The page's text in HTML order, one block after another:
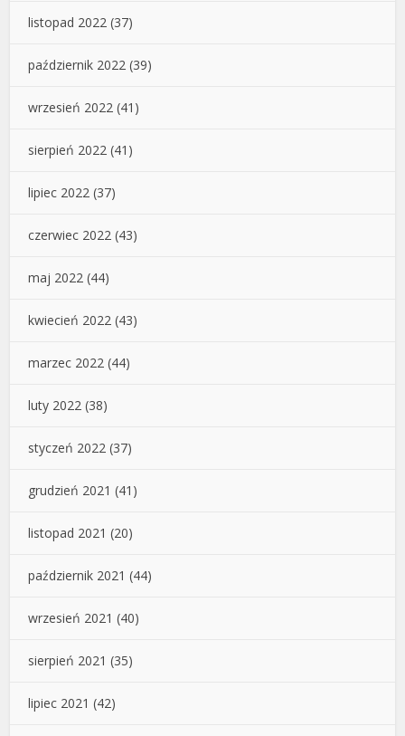
listopad 2022 (37)
październik 2022 (39)
wrzesień 2022 (41)
sierpień 2022 (41)
lipiec 2022 (37)
czerwiec 2022 (43)
maj 2022 (44)
kwiecień 2022 (43)
marzec 2022 (44)
luty 2022 (38)
styczeń 2022 (37)
grudzień 2021 (41)
listopad 2021 (20)
październik 2021 (44)
wrzesień 2021 (40)
sierpień 2021 (35)
lipiec 2021 (42)